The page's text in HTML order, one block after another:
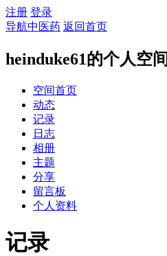
注册 登录
导航中医药 返回首页
heinduke61的个人空间
空间首页
动态
记录
日志
相册
主题
分享
留言板
个人资料
记录